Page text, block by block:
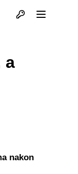
Otvori profil
a
nakon